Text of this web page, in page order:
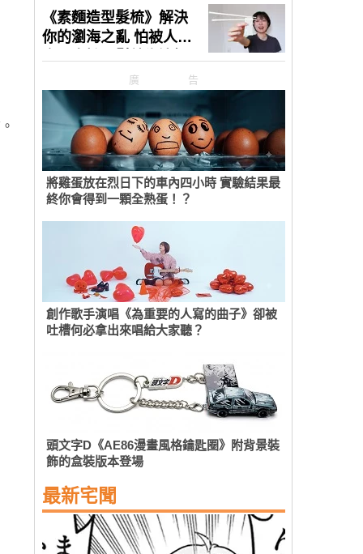
廣告
將雞蛋放在烈日下的車內四小時 實驗結果最
終你會得到一顆全熟蛋！？
創作歌手演唱《為重要的人寫的曲子》卻被
吐槽何必拿出來唱給大家聽？
頭文字D《AE86漫畫風格鑰匙圈》附背景裝
飾的盒裝版本登場
最新宅聞